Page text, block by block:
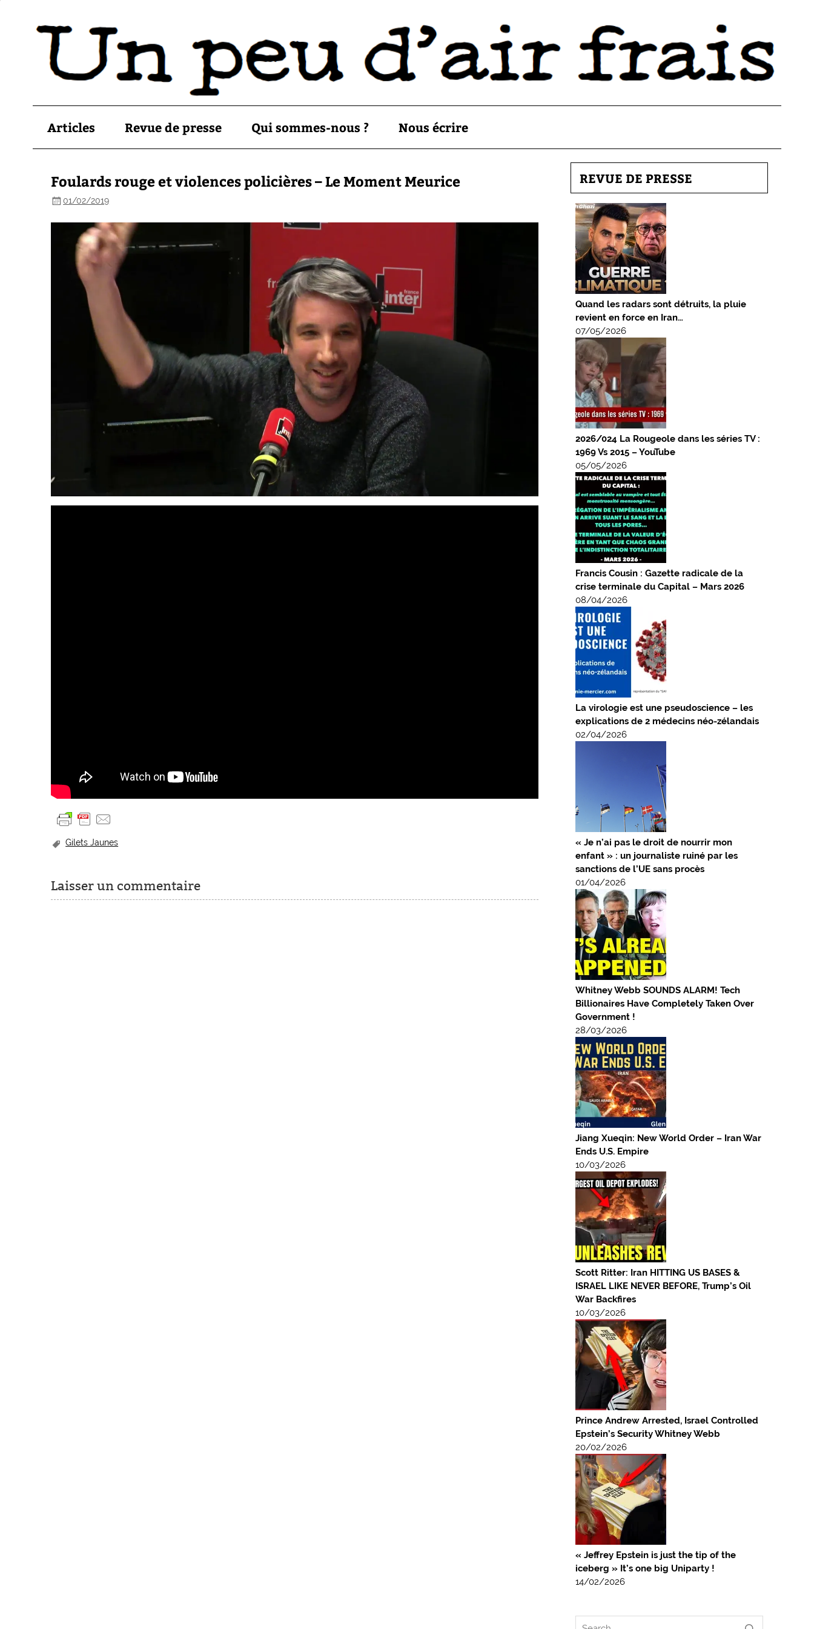
Articles Revue de presse Qui sommes-nous ? Nous écrire
Foulards rouge et violences policières – Le Moment Meurice
01/02/2019
Gilets Jaunes
Laisser un commentaire
REVUE DE PRESSE
Quand les radars sont détruits, la pluie
revient en force en Iran…
07/05/2026
2026/024 La Rougeole dans les séries TV :
1969 Vs 2015 – YouTube
05/05/2026
Francis Cousin : Gazette radicale de la
crise terminale du Capital – Mars 2026
08/04/2026
La virologie est une pseudoscience – les
explications de 2 médecins néo-zélandais
02/04/2026
« Je n’ai pas le droit de nourrir mon
enfant » : un journaliste ruiné par les
sanctions de l’UE sans procès
01/04/2026
Whitney Webb SOUNDS ALARM! Tech
Billionaires Have Completely Taken Over
Government !
28/03/2026
Jiang Xueqin: New World Order – Iran War
Ends U.S. Empire
10/03/2026
Scott Ritter: Iran HITTING US BASES &
ISRAEL LIKE NEVER BEFORE, Trump’s Oil
War Backfires
10/03/2026
Prince Andrew Arrested, Israel Controlled
Epstein’s Security Whitney Webb
20/02/2026
« Jeffrey Epstein is just the tip of the
iceberg » It’s one big Uniparty !
14/02/2026